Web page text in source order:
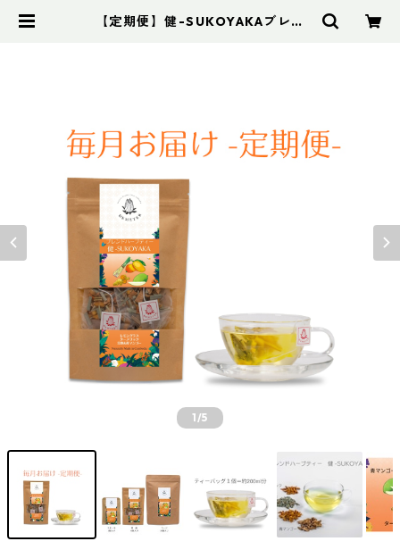
【定期便】健-SUKOYAKAブレン
1/5